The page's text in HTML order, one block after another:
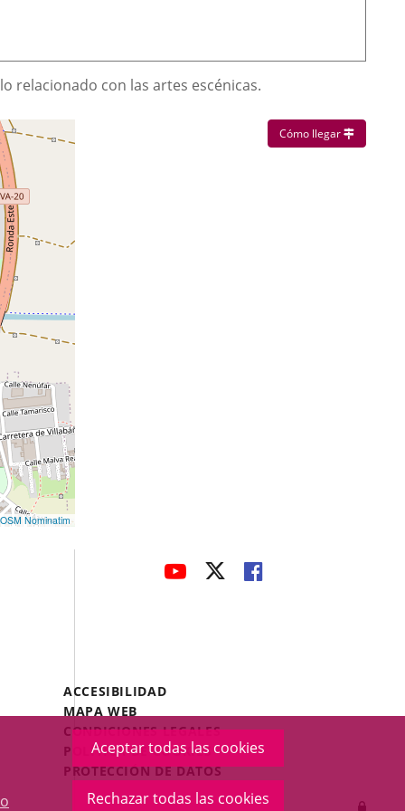
Aceptar todas las cookies
Rechazar todas las cookies
relacionado con las artes escénicas.
OSM Nominatim
Cómo llegar Enlace a
ENLACEENLACEENLACE
Menú
Legal
Footer
ACCESIBILIDAD
MAPA WEB
CONDICIONES LEGALES
POLÍTICA DE COOKIES
PROTECCIÓN DE DATOS